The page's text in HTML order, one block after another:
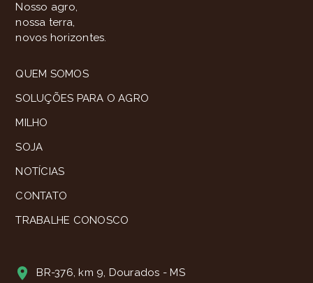
Nosso agro,
nossa terra,
novos horizontes.
QUEM SOMOS
SOLUÇÕES PARA O AGRO
MILHO
SOJA
NOTÍCIAS
CONTATO
TRABALHE CONOSCO
BR-376, km 9, Dourados - MS